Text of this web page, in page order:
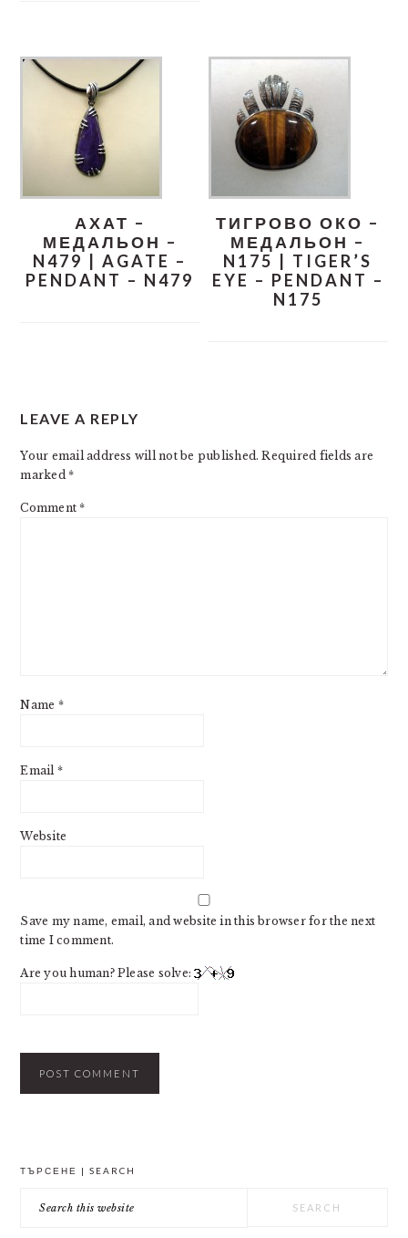
АХАТ –
МЕДАЛЬОН –
N479 | AGATE –
PENDANT – N479
ТИГРОВО ОКО –
МЕДАЛЬОН –
N175 | TIGER’S
EYE – PENDANT –
N175
INTERACTIONS
LEAVE A REPLY
Your email address will not be published. Required fields are
marked*
Comment*
Name *
Email *
Website
Save my name, email, and website in this browser for the next
time I comment.
Are you human? Please solve:
ТЪРСЕНЕ | SEARCH
this